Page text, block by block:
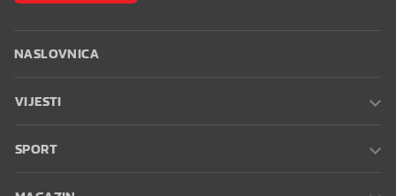
NASLOVNICA
VIJESTI
SPORT